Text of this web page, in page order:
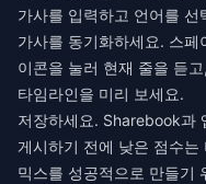
가사를 입력하고 언어를 선
가사를 동기화하세요. 스
이콘을 눌러 현재 줄을 듣
타임라인을 미리 보세요.
저장하세요. Sharebook과
게시하기 전에 낮은 점수
믹스를 성공적으로 만들기